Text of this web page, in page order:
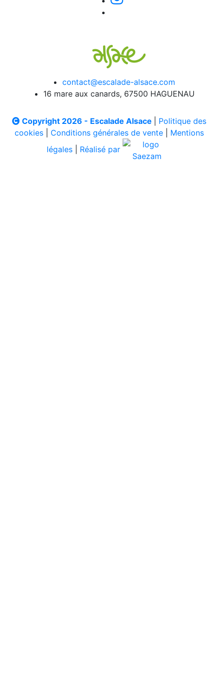
contact@escalade-alsace.com
16 mare aux canards, 67500 HAGUENAU
Copyright 2026 - Escalade Alsace
Politique des
cookies| Conditions générales de vente| Mentions
légales
Réalisé par